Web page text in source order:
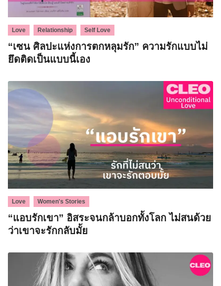
Love Relationship Self Love
“เซน ศิลปะแห่งการตกหลุมรัก” ความรักแบบไม่
ยึดติดเป็นแบบนี้เอง
Love Women's Stories
“แอบรักเขา” อิสระจนกล้าบอกทั้งโลก ไม่สนด้วย
ว่าเขาจะรักกลับมั้ย